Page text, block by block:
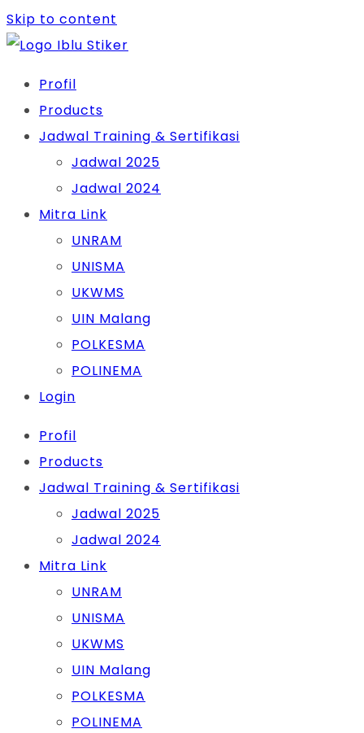
Skip to content
Profil
Products
Jadwal Training & Sertifikasi
Jadwal 2025
Jadwal 2024
Mitra Link
UNRAM
UNISMA
UKWMS
UIN Malang
POLKESMA
POLINEMA
Login
Profil
Products
Jadwal Training & Sertifikasi
Jadwal 2025
Jadwal 2024
Mitra Link
UNRAM
UNISMA
UKWMS
UIN Malang
POLKESMA
POLINEMA